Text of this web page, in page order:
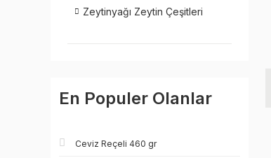
Zeytinyağı Zeytin Çeşitleri
En Populer Olanlar
Ceviz Reçeli 460 gr